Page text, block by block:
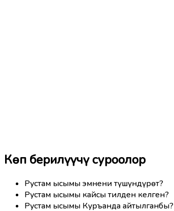
Көп берилүүчү суроолор
Рустам ысымы эмнени түшүндүрөт?
Рустам ысымы кайсы тилден келген?
Рустам ысымы Куръанда айтылганбы?